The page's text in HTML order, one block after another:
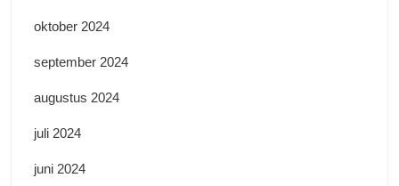
oktober 2024
september 2024
augustus 2024
juli 2024
juni 2024